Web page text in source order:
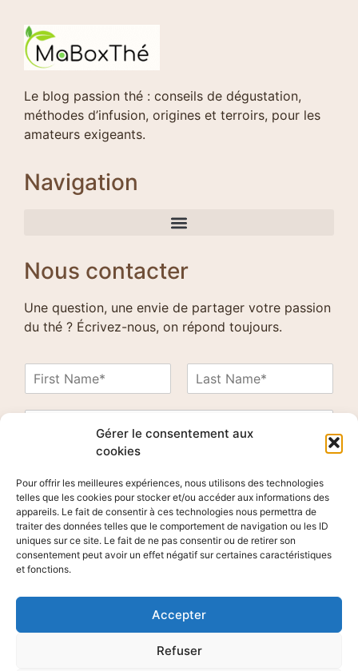
Gérer le consentement aux
cookies
Pour offrir les meilleures expériences, nous utilisons des technologies
telles que les cookies pour stocker et/ou accéder aux informations des
appareils. Le fait de consentir à ces technologies nous permettra de
traiter des données telles que le comportement de navigation ou les ID
uniques sur ce site. Le fait de ne pas consentir ou de retirer son
consentement peut avoir un effet négatif sur certaines caractéristiques
et fonctions.
Accepter
Refuser
Le blog passion thé : conseils de dégustation,
méthodes d’infusion, origines et terroirs, pour les
amateurs exigeants.
Navigation
Nous contacter
Une question, une envie de partager votre passion
du thé ? Écrivez-nous, on répond toujours.
r
o
E
l
*
o
m
m
e
n
t
o